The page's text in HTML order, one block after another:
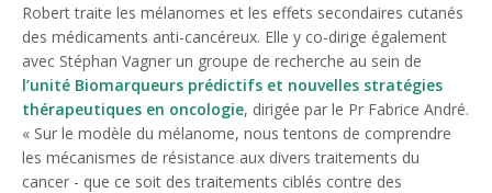
Robert traite les mélanomes et les effets secondaires cutanés
des médicaments anti-cancéreux. Elle y co-dirige également
avec Stéphan Vagner un groupe de recherche au sein de
l’unité Biomarqueurs prédictifs et nouvelles stratégies
thérapeutiques en oncologie, dirigée par le Pr Fabrice André.
« Sur le modèle du mélanome, nous tentons de comprendre
les mécanismes de résistance aux divers traitements du
cancer - que ce soit des traitements ciblés contre des